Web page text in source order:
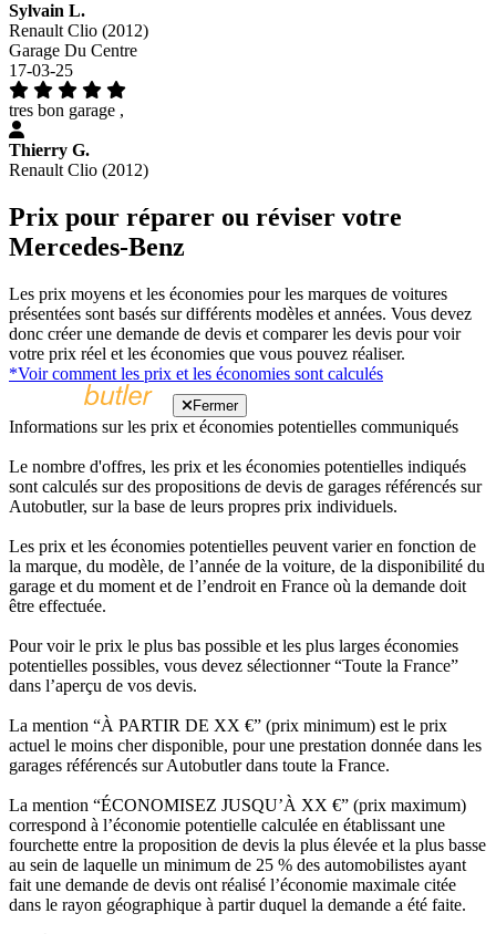
Sylvain L.
Renault Clio (2012)
Garage Du Centre
17-03-25
tres bon garage ,
Thierry G.
Renault Clio (2012)
Prix pour réparer ou réviser votre
Mercedes-Benz
Les prix moyens et les économies pour les marques de voitures
présentées sont basés sur différents modèles et années. Vous devez
donc créer une demande de devis et comparer les devis pour voir
votre prix réel et les économies que vous pouvez réaliser.
*Voir comment les prix et les économies sont calculés
Fermer
Informations sur les prix et économies potentielles communiqués
Le nombre d'offres, les prix et les économies potentielles indiqués
sont calculés sur des propositions de devis de garages référencés sur
Autobutler, sur la base de leurs propres prix individuels.
Les prix et les économies potentielles peuvent varier en fonction de
la marque, du modèle, de l’année de la voiture, de la disponibilité du
garage et du moment et de l’endroit en France où la demande doit
être effectuée.
Pour voir le prix le plus bas possible et les plus larges économies
potentielles possibles, vous devez sélectionner “Toute la France”
dans l’aperçu de vos devis.
La mention “À PARTIR DE XX €” (prix minimum) est le prix
actuel le moins cher disponible, pour une prestation donnée dans les
garages référencés sur Autobutler dans toute la France.
La mention “ÉCONOMISEZ JUSQU’À XX €” (prix maximum)
correspond à l’économie potentielle calculée en établissant une
fourchette entre la proposition de devis la plus élevée et la plus basse
au sein de laquelle un minimum de 25 % des automobilistes ayant
fait une demande de devis ont réalisé l’économie maximale citée
dans le rayon géographique à partir duquel la demande a été faite.